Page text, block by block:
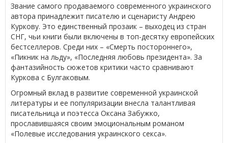
Звание самого продаваемого современного украинского
автора принадлежит писателю и сценаристу Андрею
Куркову. Это единственный прозаик – выходец из стран
СНГ, чьи книги были включены в топ-десятку европейских
бестселлеров. Среди них – «Смерть постороннего»,
«Пикник на льду», «Последняя любовь президента». За
фантазийность сюжетов критики часто сравнивают
Куркова с Булгаковым.
Огромный вклад в развитие современной украинской
литературы и ее популяризации внесла талантливая
писательница и поэтесса Оксана Забужко,
прославившаяся своим эмоциональным романом
«Полевые исследования украинского секса».